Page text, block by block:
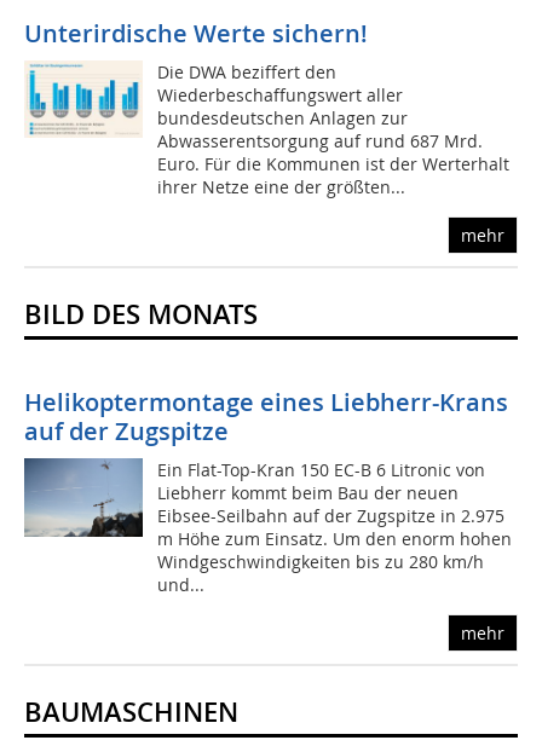
Unterirdische Werte sichern!
Die DWA beziffert den
Wiederbeschaffungswert aller
bundesdeutschen Anlagen zur
Abwasserentsorgung auf rund 687 Mrd.
Euro. Für die Kommunen ist der Werterhalt
ihrer Netze eine der größten...
mehr
BILD DES MONATS
Helikoptermontage eines Liebherr-Krans
auf der Zugspitze
Ein Flat-Top-Kran 150 EC-B 6 Litronic von
Liebherr kommt beim Bau der neuen
Eibsee-Seilbahn auf der Zugspitze in 2.975
m Höhe zum Einsatz. Um den enorm hohen
Windgeschwindigkeiten bis zu 280 km/h
und...
mehr
BAUMASCHINEN